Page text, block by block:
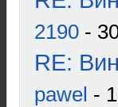
2190 -
RE:
pawel -